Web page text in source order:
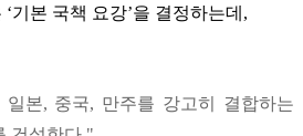
기본 국책 요강’을 결정하는데,
일본, 중국, 만주를 강고히 결합하는